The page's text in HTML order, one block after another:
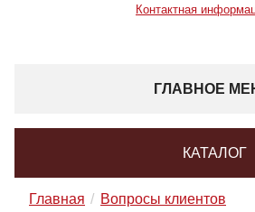
Контактная
ГЛАВНОЕ
КАТАЛОГ
Главная
Вопросы клиентов